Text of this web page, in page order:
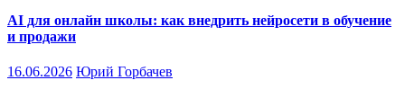
AI для онлайн школы: как внедрить нейросети в обучение
и продажи
16.06.2026 Юрий Горбачев